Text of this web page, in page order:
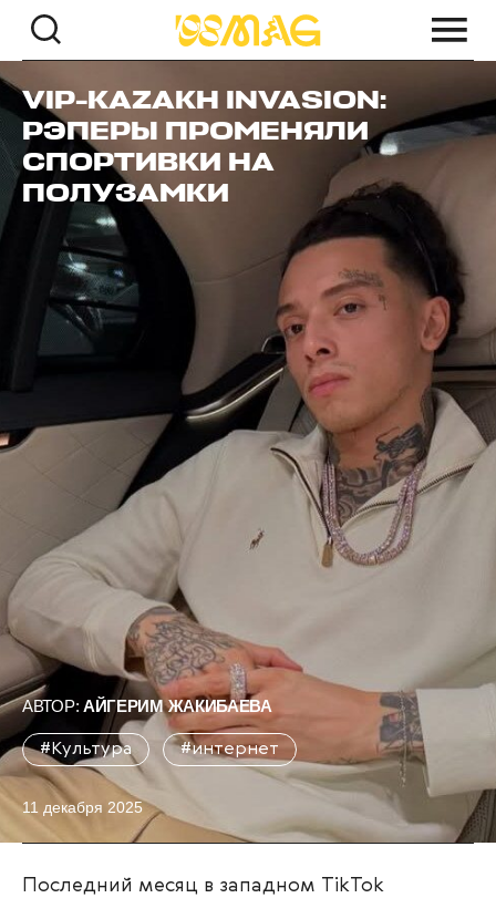
VIP-KAZAKH INVASION:
РЭПЕРЫ ПРОМЕНЯЛИ
СПОРТИВКИ НА
ПОЛУЗАМКИ
АВТОР: АЙГЕРИМ ЖАКИБАЕВА
#Культура #интернет
11 декабря 2025
Последний месяц в западном TikTok